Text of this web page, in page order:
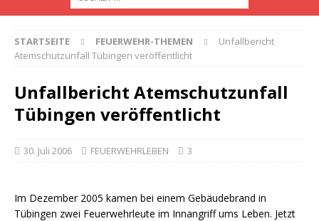
STARTSEITE FEUERWEHR-THEMEN
Unfallbericht
Atemschutzunfall Tübingen veröffentlicht
Unfallbericht Atemschutzunfall
Tübingen veröffentlicht
30. Juli 2006 FEUERWEHRLEBEN 3
Im Dezember 2005 kamen bei einem Gebäudebrand in
Tübingen zwei Feuerwehrleute im Innangriff ums Leben. Jetzt